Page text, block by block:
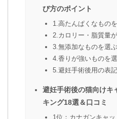
び方のポイント
1.高たんぱくなもの
2.カロリー・脂質量
3.無添加なものを選ぶ
4.香りが強いものを
5.避妊手術後用の表
避妊手術後の猫向けキ
キング18選＆口コミ
1位：カナガンキャ